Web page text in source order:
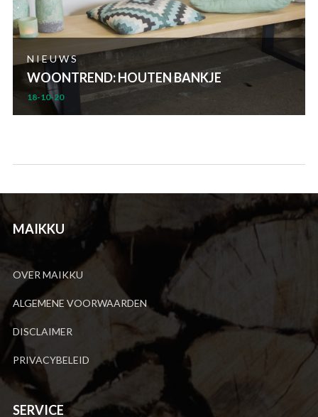
NIEUWS
WOONTREND: HOUTEN BANKJE
18-10-20
MAIKKU
OVER MAIKKU
ALGEMENE VOORWAARDEN
DISCLAIMER
PRIVACYBELEID
SERVICE